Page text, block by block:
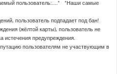
пользователь:...." "Наши самые
пользователь подпадает под бан!
(жёлтой карты), пользователь не
истечения предупреждения.
пользователям не участвующим в